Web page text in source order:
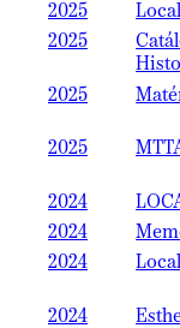
2025
2025
2025
2025
2024
2024
2024
2024